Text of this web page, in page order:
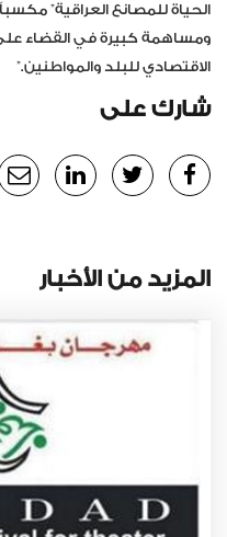
الحياة للمصانع العراقية” مكسباً
ومساهمة كبيرة في القضاء على
الاقتصادي للبلد والمواطنين.”
شارك على
المزيد من الأخبار